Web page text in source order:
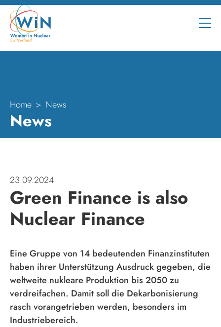
Home News
News
23.09.2024
Green Finance is also
Nuclear Finance
Eine Gruppe von 14 bedeutenden Finanzinstituten
haben ihrer Unterstützung Ausdruck gegeben, die
weltweite nukleare Produktion bis 2050 zu
verdreifachen. Damit soll die Dekarbonisierung
rasch vorangetrieben werden, besonders im
Industriebereich.